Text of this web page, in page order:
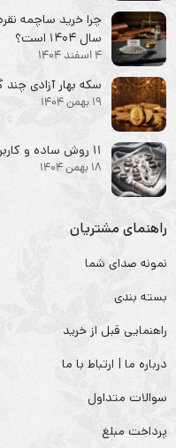
سال ۱۴۰۴ است؟
4 اسفند 1404
سکه‌ بهار آزادی
19 بهمن 1404
۱۱ روش ساده و کاربردی برای تمیز کردن نقره در خانه
18 بهمن 1404
راهنمای مشتریان
نمونه صدای شما
بسته بندی
راهنمایی قبل از خرید
درباره ما | ارتباط با ما
سوالات متداول
پرداخت مبلغ